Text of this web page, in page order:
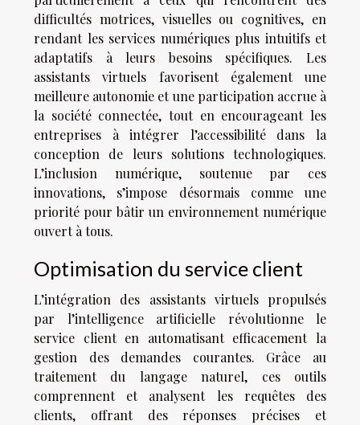
difficultés motrices, visuelles ou cognitives, en
rendant les services numériques plus intuitifs et
adaptatifs à leurs besoins spécifiques. Les
assistants virtuels favorisent également une
meilleure autonomie et une participation accrue à
la société connectée, tout en encourageant les
entreprises à intégrer l’accessibilité dans la
conception de leurs solutions technologiques.
L’inclusion numérique, soutenue par ces
innovations, s’impose désormais comme une
priorité pour bâtir un environnement numérique
ouvert à tous.
Optimisation du service client
L’intégration des assistants virtuels propulsés
par l’intelligence artificielle révolutionne le
service client en automatisant efficacement la
gestion des demandes courantes. Grâce au
traitement du langage naturel, ces outils
comprennent et analysent les requêtes des
clients, offrant des réponses précises et